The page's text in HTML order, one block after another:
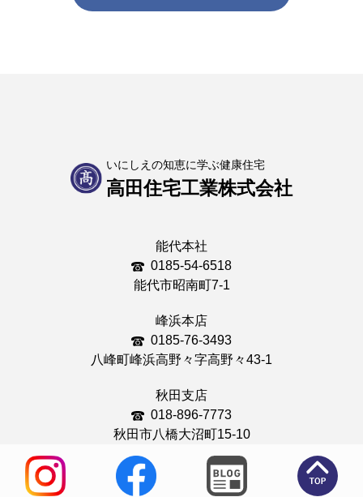
いにしえの知恵に学ぶ健康住宅
高田住宅工業株式会社
能代本社
0185-54-6518
能代市昭南町7-1
峰浜本店
0185-76-3493
八峰町峰浜高野々字高野々43-1
秋田支店
018-896-7773
秋田市八橋大沼町15-10